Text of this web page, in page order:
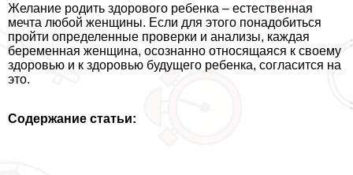
Желание родить здорового ребенка – естественная
мечта любой женщины. Если для этого понадобиться
пройти определенные проверки и анализы, каждая
беременная женщина, осознанно относящаяся к своему
здоровью и к здоровью будущего ребенка, согласится на
это.
Содержание статьи: